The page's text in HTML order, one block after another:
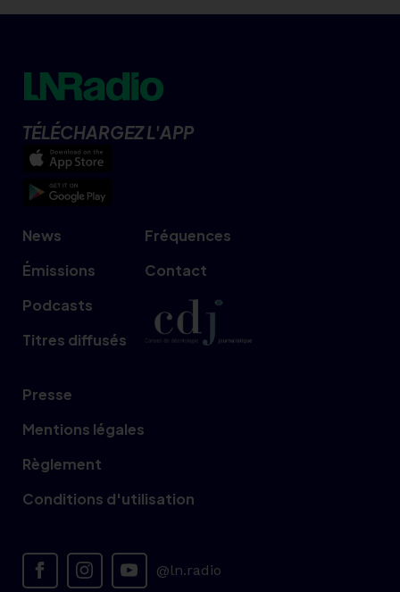
TÉLÉCHARGEZ L'APP
News
Émissions
Podcasts
Titres diffusés
Fréquences
Contact
Presse
Mentions légales
Règlement
Conditions d'utilisation
@ln.radio